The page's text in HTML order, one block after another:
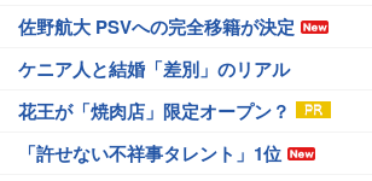
佐野航大 PSVへの完全移籍が決定
ケニア人と結婚「差別」のリアル
花王が「焼肉店」限定オープン？
「許せない不祥事タレント」1位